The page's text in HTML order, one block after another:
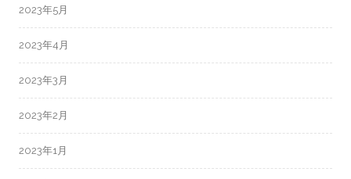
2023年5月
2023年4月
2023年3月
2023年2月
2023年1月